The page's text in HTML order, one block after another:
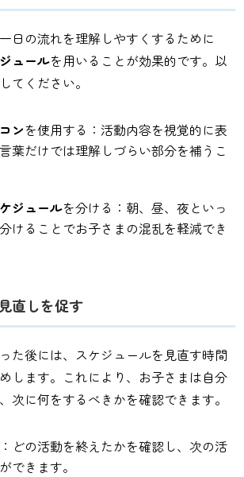
日の流れを理解しやすくするために
ュールを用いることが効果的です。以
てください。
ンを使用する：活動内容を視覚的に表
葉だけでは理解しづらい部分を補うこ
ジュールを分ける：朝、昼、夜といっ
けることでお子さまの混乱を軽減でき
直しを促す
た後には、スケジュールを見直す時間
します。これにより、お子さまは自分
次に何をするべきかを確認できます。
どの活動を終えたかを確認し、次の活
できます。